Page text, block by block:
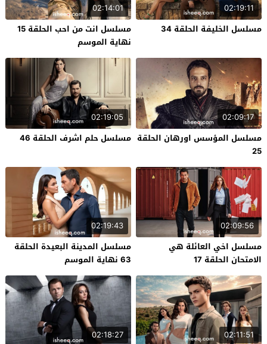
02:19:11
مسلسل الخليفة الحلقة 34
02:14:01
مسلسل انت من احب الحلقة 15
نهاية الموسم
02:09:17
مسلسل المؤسس اورهان الحلقة
25
02:19:05
مسلسل حلم اشرف الحلقة 46
02:09:56
مسلسل اخي العائلة هي
الامتحان الحلقة 17
02:19:43
مسلسل المدينة البعيدة الحلقة
63 نهاية الموسم
02:11:51
02:18:27